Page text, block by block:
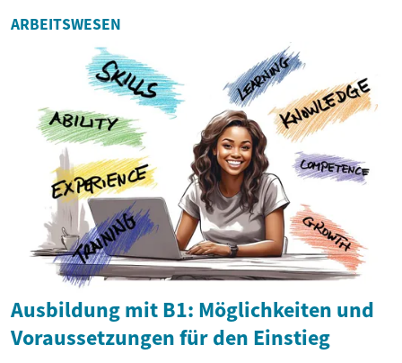
ARBEITSWESEN
Ausbildung mit B1: Möglichkeiten und
Voraussetzungen für den Einstieg